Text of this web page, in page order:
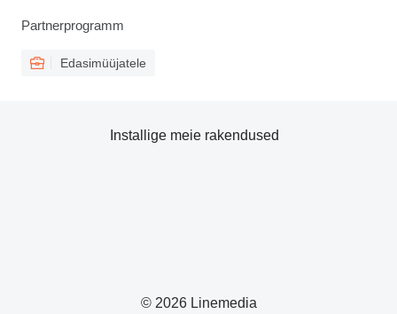
Partnerprogramm
Edasimüüjatele
© 2026 Linemedia
Installige meie rakendused